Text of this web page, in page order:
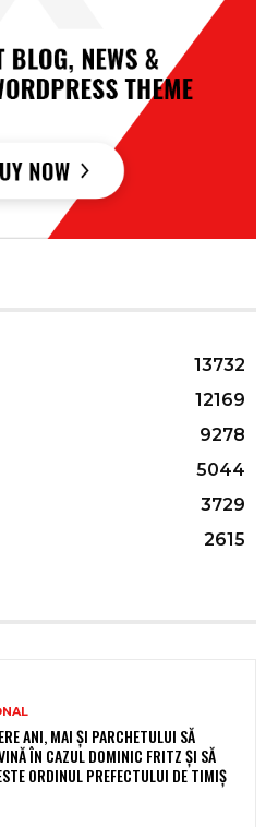
13732
12169
9278
5044
3729
2615
ANI, MAI ȘI PARCHETULUI SĂ
ÎN CAZUL DOMINIC FRITZ ȘI SĂ
ORDINUL PREFECTULUI DE TIMIȘ